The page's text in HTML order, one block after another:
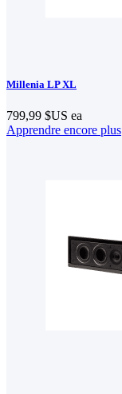
Millenia LP XL
799,99 $US ea
Apprendre encore plus